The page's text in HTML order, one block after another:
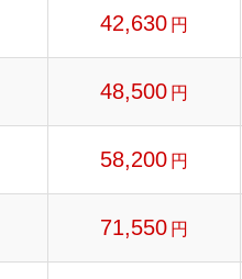
42,630 円
48,500 円
58,200 円
71,550 円